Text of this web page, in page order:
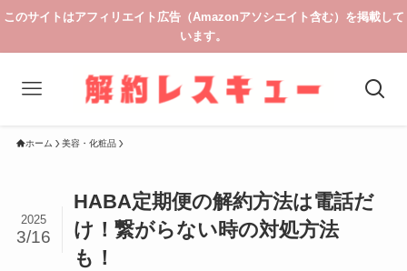
このサイトはアフィリエイト広告（Amazonアソシエイト含む）を掲載して
います。
ホーム 美容・化粧品
HABA定期便の解約方法は電話だ
け！繋がらない時の対処方法
も！
2025
3/16